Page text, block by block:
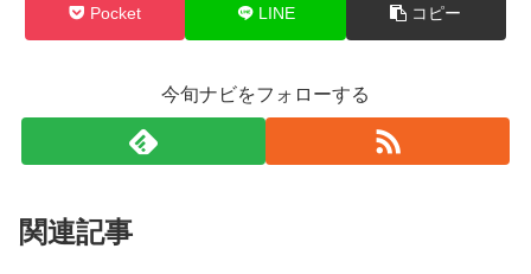
Pocket LINE コピー
今旬ナビをフォローする
関連記事